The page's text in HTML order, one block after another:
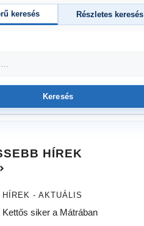
keresés Részletes keresés
Keresés
HÍREK
HÍREK - AKTUÁLIS
Kettős siker a Mátrában